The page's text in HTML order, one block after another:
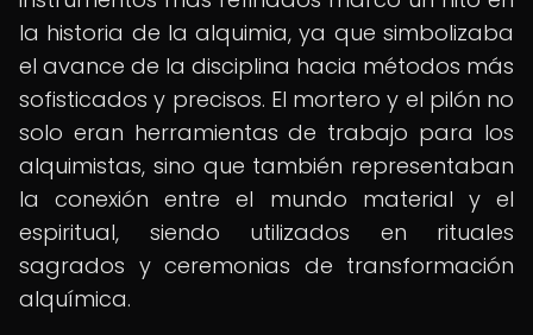
la historia de la alquimia, ya que simbolizaba
el avance de la disciplina hacia métodos más
sofisticados y precisos. El mortero y el pilón no
solo eran herramientas de trabajo para los
alquimistas, sino que también representaban
la conexión entre el mundo material y el
espiritual, siendo utilizados en rituales
sagrados y ceremonias de transformación
alquímica.